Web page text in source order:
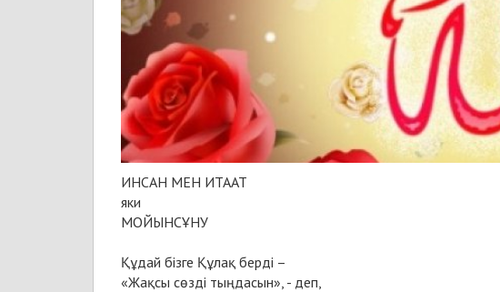
ИНСАН МЕН ИТААТ
яки
МОЙЫНСҰНУ
Құдай бізге Құлақ берді –
«Жақсы сөзді тыңдасын», - деп,